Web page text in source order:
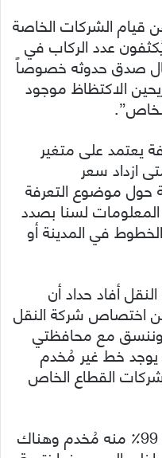
قيام الشركات الخاصة
عدد الركاب في
صدق حدوثه خصوصاً
الاكتظاظ موجود
يعتمد على متغير
ازداد سعر
حول موضوع التعرفة
لسنا بصدد
في المدينة أو
أفاد حداد أن
اختصاص شركة النقل
وننسق مع محافظتي
خط غير مُخدم
القطاع الخاص
وختم حداد “أما بالريف القريب 99٪ منه مُخدم وهناك